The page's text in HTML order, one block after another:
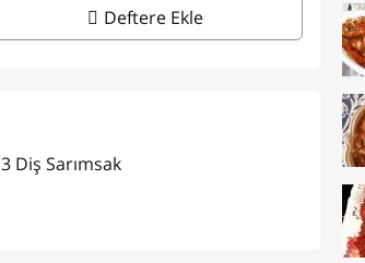
Deftere Ekle
3 Diş Sarımsak